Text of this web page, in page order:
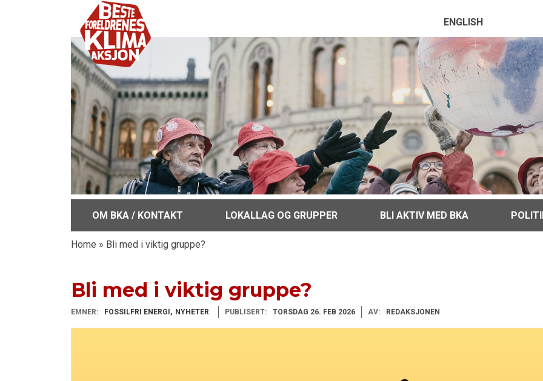
ENGLISH
OM BKA / KONTAKT LOKALLAG OG GRUPPER BLI AKTIV MED BKA
Home » Bli med i viktig gruppe?
Bli med i viktig gruppe?
EMNER: FOSSILFRI ENERGI NYHETER PUBLISERT: TORSDAG 26. FEB 2026 AV: REDAKSJONEN